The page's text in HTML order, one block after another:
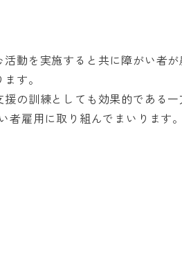
動を実施すると共に障がい者
す。
の訓練としても効果的である
雇用に取り組んでまいります。